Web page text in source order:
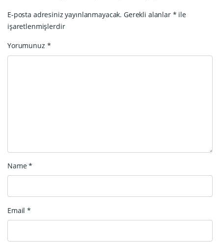
E-posta adresiniz yayınlanmayacak. Gerekli alanlar * ile
işaretlenmişlerdir
Yorumunuz *
Name*
Email*